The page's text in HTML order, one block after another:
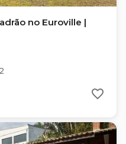
no Euroville |
2